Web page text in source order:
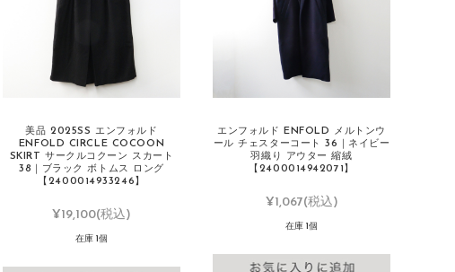
美品 2025SS エンフォルド
ENFOLD CIRCLE COCOON
SKIRT サークルコクーン スカート
38｜ブラック ボトムス ロング
【2400014933246】
¥19,100(税込)
在庫 1個
エンフォルド ENFOLD メルトンウ
ール チェスターコート 36｜ネイビー
羽織り アウター 縮絨
【2400014942071】
¥1,067(税込)
在庫 1個